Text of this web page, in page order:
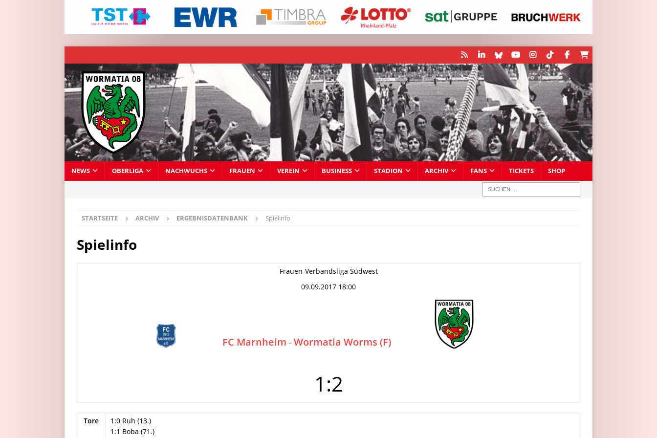
NEWS OBERLIGA NACHWUCHS FRAUEN VEREIN BUSINESS STADION ARCHIV FANS TICKETS SHOP
STARTSEITE ARCHIV ERGEBNISDATENBANK Spielinfo
Spielinfo
Frauen-Verbandsliga Südwest
09.09.2017 18:00
FC Marnheim – Wormatia Worms (F)
1:2
Tore
1:0 Ruh (13.)
1:1 Boba (71.)